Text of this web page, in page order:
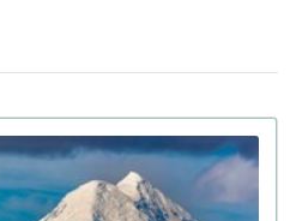
эвтаназию из-за
из-за войны в Иране: